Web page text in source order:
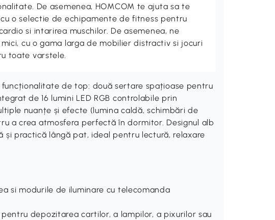
De asemenea, HOMCOM te ajuta sa te
o selectie de echipamente de fitness pentru
si intarirea muschilor. De asemenea, ne
cu o gama larga de mobilier distractiv si jocuri
toate varstele.
de top: două sertare spațioase pentru
de 16 lumini LED RGB controlabile prin
nuanțe și efecte (lumina caldă, schimbări de
a crea atmosfera perfectă în dormitor. Designul alb
și practică lângă pat, ideal pentru lectură, relaxare
si modurile de iluminare cu telecomanda
depozitarea cartilor, a lampilor, a pixurilor sau